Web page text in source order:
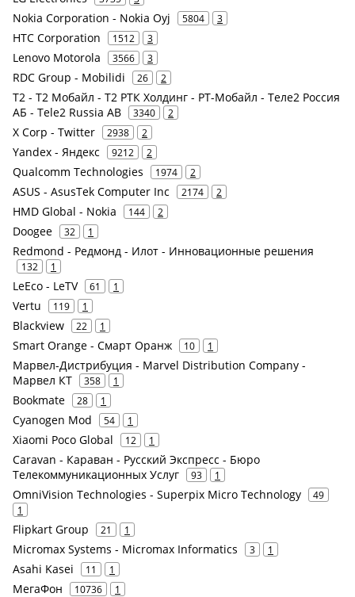
Nokia Corporation - Nokia Oyj 5804 3
HTC Corporation 1512 3
Lenovo Motorola 3566 3
RDC Group - Mobilidi 26 2
Т2 - Т2 Мобайл - Т2 РТК Холдинг - РТ-Мобайл - Теле2 Россия
АБ - Tele2 Russia AB
3340 2
X Corp - Twitter 2938 2
Yandex - Яндекс 9212 2
Qualcomm Technologies 1974 2
ASUS - AsusTek Computer Inc 2174 2
HMD Global - Nokia 144 2
Doogee 32 1
Redmond - Редмонд - Илот - Инновационные решения
132 1
LeEco - LeTV 61 1
Vertu 119 1
Blackview 22 1
Smart Orange - Смарт Оранж 10 1
Марвел-Дистрибуция - Marvel Distribution Company -
Марвел КТ
358 1
Bookmate 28 1
Cyanogen Mod 54 1
Xiaomi Poco Global 12 1
Caravan - Караван - Русский Экспресс - Бюро
Телекоммуникационных Услуг
93 1
OmniVision Technologies - Superpix Micro Technology
49
1
Flipkart Group 21 1
Micromax Systems - Micromax Informatics 3 1
Asahi Kasei 11 1
МегаФон 10736 1